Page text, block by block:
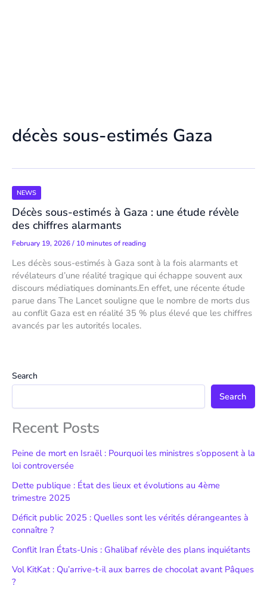
décès sous-estimés Gaza
NEWS
Décès sous-estimés à Gaza : une étude révèle
des chiffres alarmants
February 19, 2026/ 10 minutes of reading
Les décès sous-estimés à Gaza sont à la fois alarmants et
révélateurs d’une réalité tragique qui échappe souvent aux
discours médiatiques dominants.En effet, une récente étude
parue dans The Lancet souligne que le nombre de morts dus
au conflit Gaza est en réalité 35 % plus élevé que les chiffres
avancés par les autorités locales.
Search
Search
Recent Posts
Peine de mort en Israël : Pourquoi les ministres s’opposent à la
loi controversée
Dette publique : État des lieux et évolutions au 4ème
trimestre 2025
Déficit public 2025 : Quelles sont les vérités dérangeantes à
connaître ?
Conflit Iran États-Unis : Ghalibaf révèle des plans inquiétants
Vol KitKat : Qu’arrive-t-il aux barres de chocolat avant Pâques
?